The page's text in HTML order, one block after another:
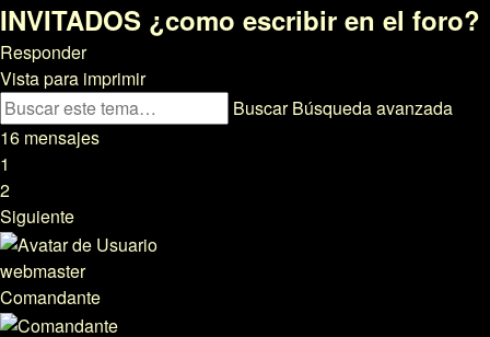
INVITADOS ¿como escribir en el foro?
Responder
Vista para imprimir
Buscar Búsqueda avanzada
16 mensajes
1
2
Siguiente
webmaster
Comandante